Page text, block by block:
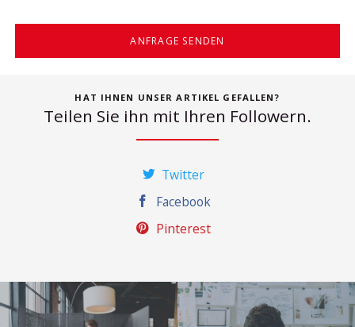
ANFRAGE SENDEN
HAT IHNEN UNSER ARTIKEL GEFALLEN?
Teilen Sie ihn mit Ihren Followern.
Twitter
Facebook
Pinterest